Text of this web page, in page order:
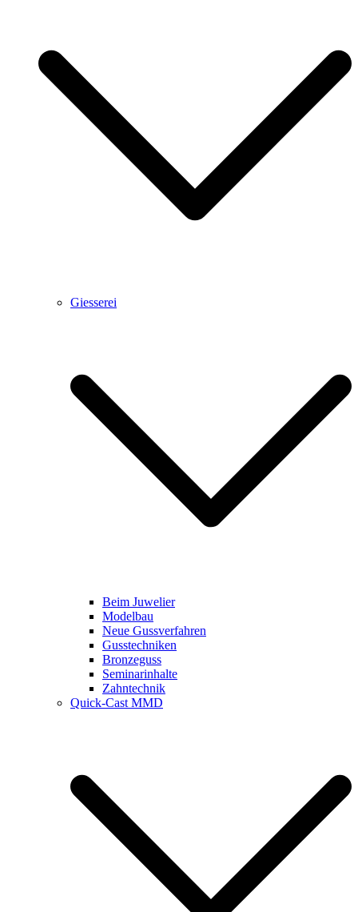
Giesserei
Beim Juwelier
Modelbau
Neue Gussverfahren
Gusstechniken
Bronzeguss
Seminarinhalte
Zahntechnik
Quick-Cast MMD